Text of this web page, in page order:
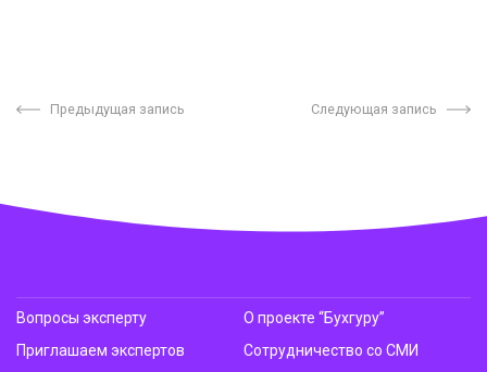
Предыдущая запись Следующая запись
Вопросы эксперту
Приглашаем экспертов
О проекте “Бухгуру”
Сотрудничество со СМИ